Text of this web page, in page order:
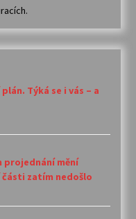
Týká se i vás – a
projednání mění
zatím nedošlo